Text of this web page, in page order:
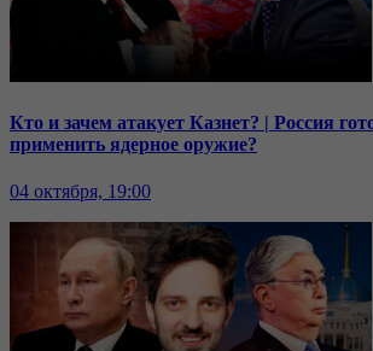
Кто и зачем атакует Казнет? | Россия
применить ядерное оружие?
04 октября, 19:00